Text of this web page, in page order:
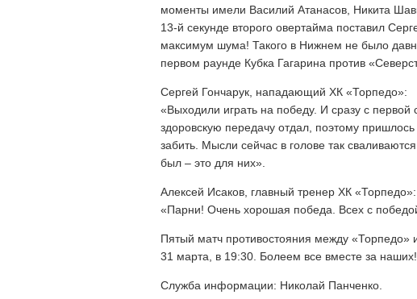
моменты имели Василий Атанасов, Никита
13-й секунде второго овертайма поставил
максимум шума! Такого в Нижнем не было
первом раунде Кубка Гагарина против
Сергей Гончарук, нападающий ХК «Торпедо»:
«Выходили играть на победу. И сразу с
здоровскую передачу отдал, поэтому
забить. Мысли сейчас в голове так
был – это для них».
Алексей Исаков, главный тренер ХК «Торпедо»:
«Парни! Очень хорошая победа. Всех с
Пятый матч противостояния между «Торпедо»
31 марта, в 19:30. Болеем все вместе за наших!
Служба информации: Николай Панченко.